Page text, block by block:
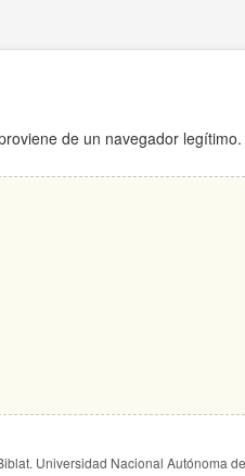
de un navegador legítimo.
Universidad Nacional Autónoma